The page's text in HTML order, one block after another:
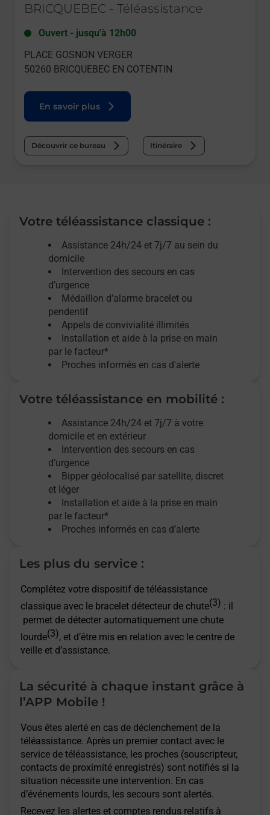
BRICQUEBEC - Téléassistance
Ouvert - jusqu'à 12h00
PLACE GOSNON VERGER
50260 BRICQUEBEC EN COTENTIN
En savoir plus
Découvrir ce bureau Itinéraire
Votre téléassistance classique :
Assistance 24h/24 et 7j/7 au sein du
domicile
Intervention des secours en cas
d’urgence
Médaillon d’alarme bracelet ou
pendentif
Appels de convivialité illimités
Installation et aide à la prise en main
par le facteur*
Proches informés en cas d'alerte
Votre téléassistance en mobilité :
Assistance 24h/24 et 7j/7 à votre
domicile et en extérieur
Intervention des secours en cas
d’urgence
Bipper géolocalisé par satellite, discret
et léger
Installation et aide à la prise en main
par le facteur*
Proches informés en cas d’alerte
Les plus du service :
Complétez votre dispositif de téléassistance
classique avec le bracelet détecteur de chute(3) : il
permet de détecter automatiquement une chute
lourde(3), et d’être mis en relation avec le centre de
veille et d’assistance.
La sécurité à chaque instant grâce à
l’APP Mobile !
Vous êtes alerté en cas de déclenchement de la
téléassistance. Après un premier contact avec le
service de téléassistance, les proches (souscripteur,
contacts de proximité enregistrés) sont notifiés si la
situation nécessite une intervention. En cas
d’événements lourds, les secours sont alertés.
Recevez les alertes et comptes rendus relatifs à